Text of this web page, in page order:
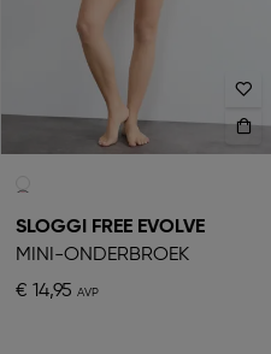
SLOGGI FREE EVOLVE
MINI-ONDERBROEK
€ 14,95